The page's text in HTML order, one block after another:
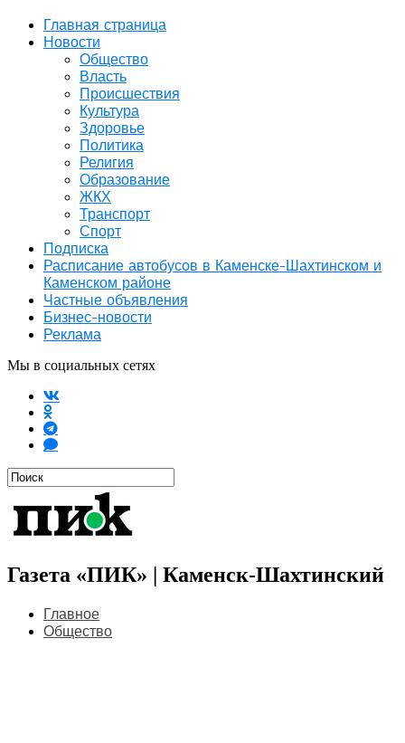
Главная страница
Новости
Общество
Власть
Происшествия
Культура
Здоровье
Политика
Религия
Образование
ЖКХ
Транспорт
Спорт
Подписка
Расписание автобусов в Каменске-Шахтинском и
Каменском районе
Частные объявления
Бизнес-новости
Реклама
Мы в социальных сетях
Газета «ПИК» | Каменск-Шахтинский
Главное
Общество